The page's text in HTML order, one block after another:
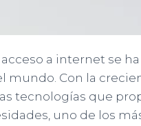
acceso a internet se
mundo. Con la
tecnologías que
uno de los